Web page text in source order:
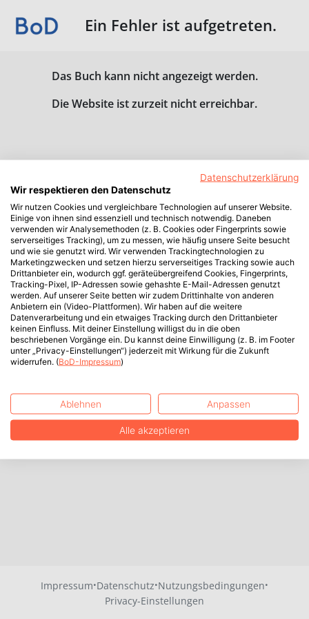
Ein Fehler ist aufgetreten.
Das Buch kann nicht angezeigt werden.
Die Website ist zurzeit nicht erreichbar.
Impressum·Datenschutz·Nutzungsbedingungen·
Privacy-Einstellungen
Datenschutzerklärung
Wir respektieren den Datenschutz
Wir nutzen Cookies und vergleichbare Technologien auf unserer Website.
Einige von ihnen sind essenziell und technisch notwendig. Daneben
verwenden wir Analysemethoden (z. B. Cookies oder Fingerprints sowie
serverseitiges Tracking), um zu messen, wie häufig unsere Seite besucht
und wie sie genutzt wird. Wir verwenden Trackingtechnologien zu
Marketingzwecken und setzen hierzu serverseitiges Tracking sowie auch
Drittanbieter ein, wodurch ggf. geräteübergreifend Cookies, Fingerprints,
Tracking-Pixel, IP-Adressen sowie gehashte E-Mail-Adressen genutzt
werden. Auf unserer Seite betten wir zudem Drittinhalte von anderen
Anbietern ein (Video-Plattformen). Wir haben auf die weitere
Datenverarbeitung und ein etwaiges Tracking durch den Drittanbieter
keinen Einfluss. Mit deiner Einstellung willigst du in die oben
beschriebenen Vorgänge ein. Du kannst deine Einwilligung (z. B. im Footer
unter „Privacy-Einstellungen“) jederzeit mit Wirkung für die Zukunft
widerrufen. (BoD-Impressum)
Ablehnen Anpassen
Alle akzeptieren